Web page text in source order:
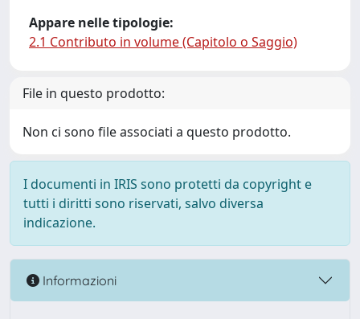
Appare nelle tipologie:
2.1 Contributo in volume (Capitolo o Saggio)
File in questo prodotto:
Non ci sono file associati a questo prodotto.
I documenti in IRIS sono protetti da copyright e
tutti i diritti sono riservati, salvo diversa
indicazione.
Informazioni